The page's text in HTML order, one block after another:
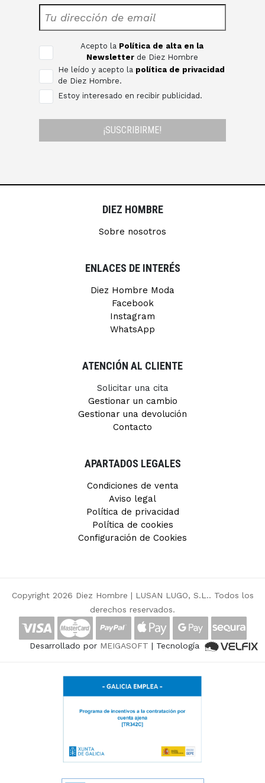
Acepto la Política de alta en la
Newsletter de Diez Hombre
He leído y acepto la política de privacidad
de Diez Hombre.
Estoy interesado en recibir publicidad.
¡SUSCRIBIRME!
DIEZ HOMBRE
Sobre nosotros
ENLACES DE INTERÉS
Diez Hombre Moda
Facebook
Instagram
WhatsApp
ATENCIÓN AL CLIENTE
Solicitar una cita
Gestionar un cambio
Gestionar una devolución
Contacto
APARTADOS LEGALES
Condiciones de venta
Aviso legal
Política de privacidad
Política de cookies
Configuración de Cookies
Copyright 2026 Diez Hombre | LUSAN LUGO, S.L.. Todos los
derechos reservados.
Desarrollado por MEIGASOFT | Tecnología